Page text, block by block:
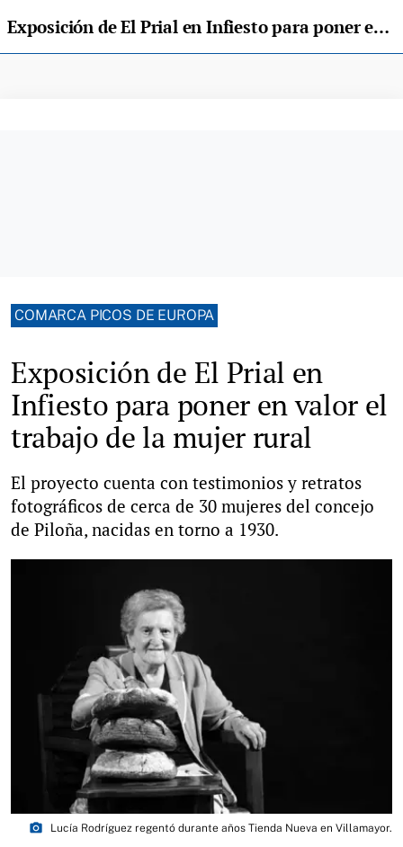
Exposición de El Prial en Infiesto para poner en valor el trabajo de la mujer rural
COMARCA PICOS DE EUROPA
Exposición de El Prial en
Infiesto para poner en valor el
trabajo de la mujer rural
El proyecto cuenta con testimonios y retratos
fotográficos de cerca de 30 mujeres del concejo
de Piloña, nacidas en torno a 1930.
photo_camera Lucía Rodríguez regentó durante años Tienda Nueva en Villamayor.